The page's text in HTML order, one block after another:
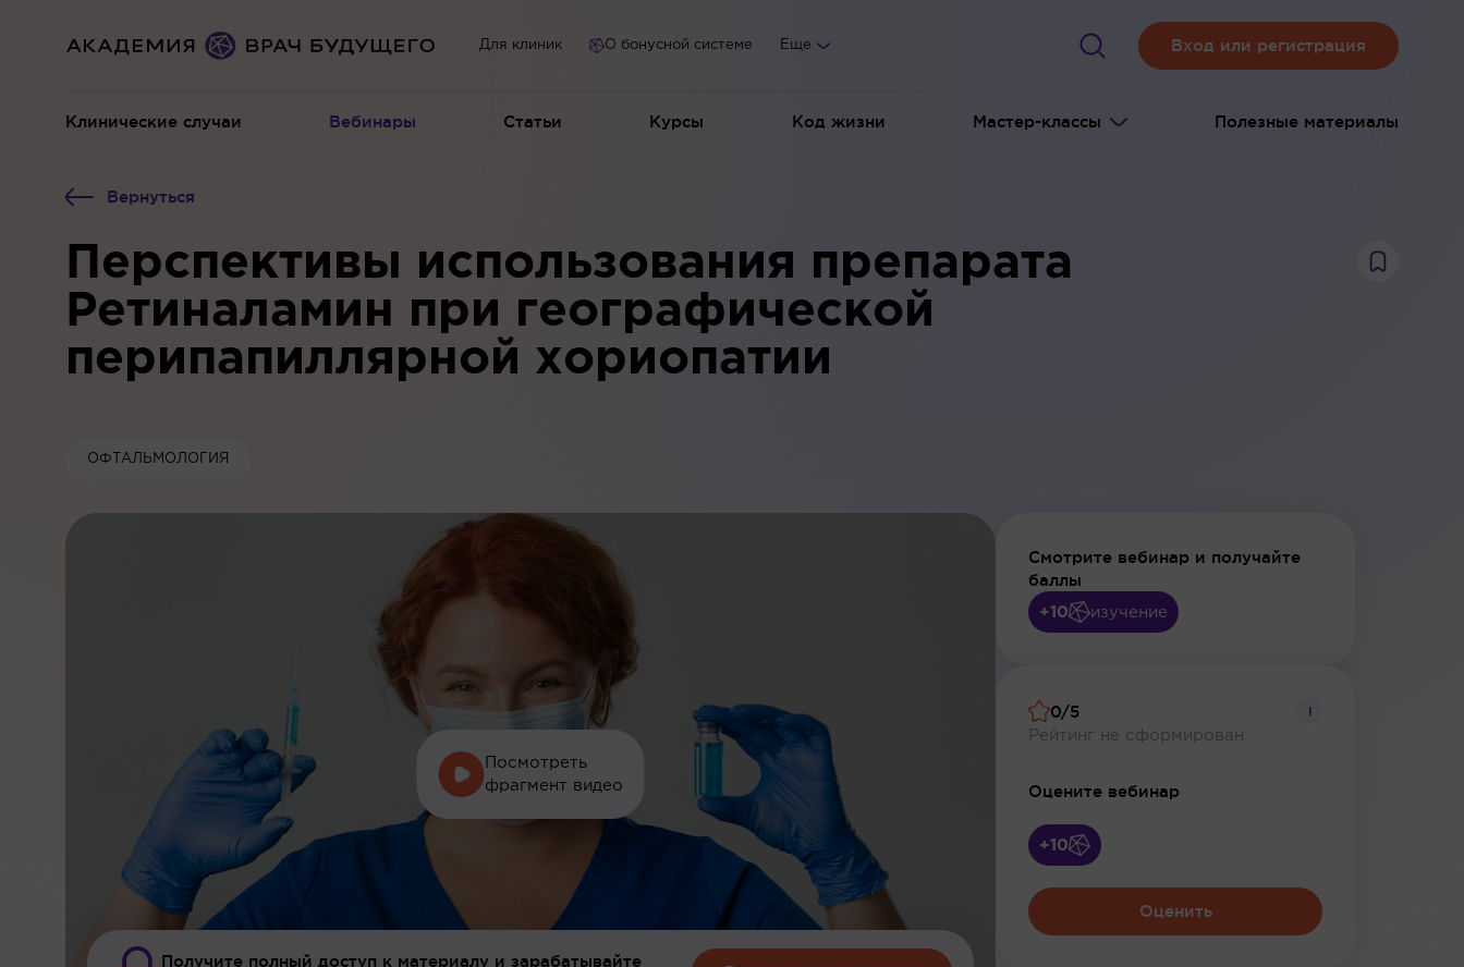
Вход или регистрация
Клинические случаи Вебинары Статьи Курсы Код жизни Мастер-классы Полезные материалы
Для клиник О бонусной системе Еще
Вернуться
Перспективы использования препарата
Ретиналамин при географической
перипапиллярной хориопатии
ОФТАЛЬМОЛОГИЯ
Посмотреть
фрагмент видео
Получите полный доступ к материалу и зарабатывайте
Смотрите вебинар и получайте
баллы
+10 изучение
0/5
Рейтинг не сформирован
i
Оцените вебинар
+10
Оценить